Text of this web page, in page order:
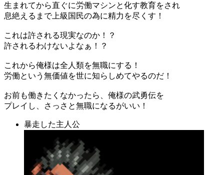
生まれてから直ぐに労働マシンと化す教育をされ
息絶えるまで上級国民の為に精力を尽くす！
これは許される現実なのか！？
許されるわけないよなぁ！？
これから俺様は全人類を無職にする！
労働という無価値を世に知らしめてやるのだ！
お前も働きたくなかったら、俺様の武勇伝を
プレイし、さっさと無職になるがいい！
暴走した主人公